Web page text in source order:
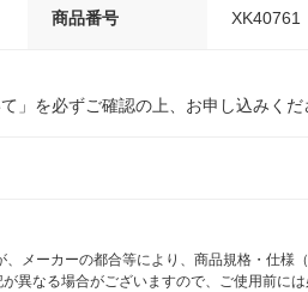
商品番号 XK40761
」を必ずご確認の上、お申し込みくだ
メーカーの都合等により、商品規格・仕様
異なる場合がございますので、ご使用前に